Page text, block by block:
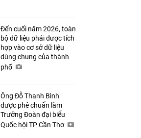
Đến cuối năm 2026, toàn
bộ dữ liệu phải được tích
hợp vào cơ sở dữ liệu
dùng chung của thành
phố
Ông Đỗ Thanh Bình
được phê chuẩn làm
Trưởng Đoàn đại biểu
Quốc hội TP Cần Thơ